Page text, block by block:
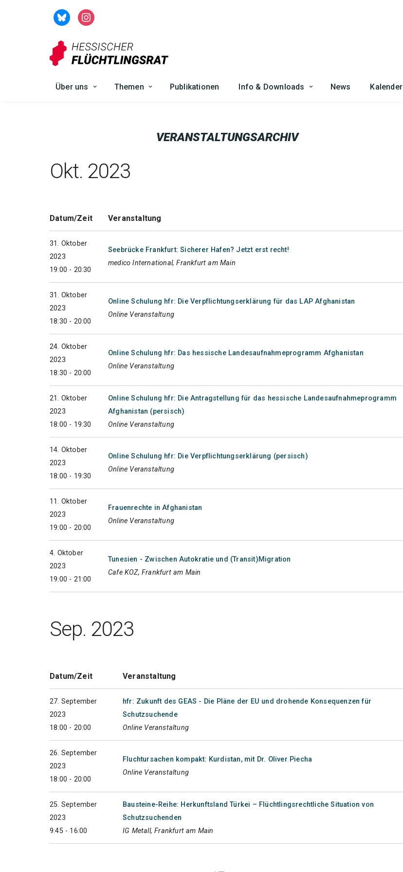
Über uns Themen Publikationen Info & Downloads News Kalender
VERANSTALTUNGSARCHIV
Okt. 2023
Datum/Zeit Veranstaltung
31. Oktober
2023
19:00 - 20:30
Seebrücke Frankfurt: Sicherer Hafen? Jetzt erst recht!
medico International, Frankfurt am Main
31. Oktober
2023
18:30 - 20:00
Online Schulung hfr: Die Verpflichtungserklärung für das LAP Afghanistan
Online Veranstaltung
24. Oktober
2023
18:30 - 20:00
Online Schulung hfr: Das hessische Landesaufnahmeprogramm Afghanistan
Online Veranstaltung
21. Oktober
2023
18:00 - 19:30
Online Schulung hfr: Die Antragstellung für das hessische Landesaufnahmeprogramm
Afghanistan (persisch)
Online Veranstaltung
14. Oktober
2023
18:00 - 19:30
Online Schulung hfr: Die Verpflichtungserklärung (persisch)
Online Veranstaltung
11. Oktober
2023
19:00 - 20:00
Frauenrechte in Afghanistan
Online Veranstaltung
4. Oktober
2023
19:00 - 21:00
Tunesien - Zwischen Autokratie und (Transit)Migration
Cafe KOZ, Frankfurt am Main
Sep. 2023
Datum/Zeit Veranstaltung
27. September
2023
18:00 - 20:00
hfr: Zukunft des GEAS - Die Pläne der EU und drohende Konsequenzen für
Schutzsuchende
Online Veranstaltung
26. September
2023
18:00 - 20:00
Fluchtursachen kompakt: Kurdistan, mit Dr. Oliver Piecha
Online Veranstaltung
25. September
2023
9:45 - 16:00
Bausteine-Reihe: Herkunftsland Türkei – Flüchtlingsrechtliche Situation von
Schutzsuchenden
IG Metall, Frankfurt am Main